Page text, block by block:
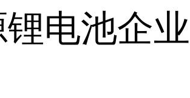
电池企业